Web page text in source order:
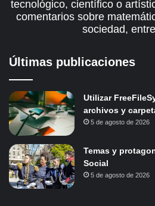
tecnológico, científico o
comentarios sobre
sociedad,
Últimas publicaciones
Utilizar
archivos y
5 de agosto de 2026
Temas y
Social
5 de agosto de 2026